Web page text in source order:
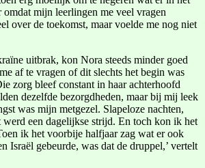
omdat mijn leerlingen me veel vragen
over de toekomst, maar voelde me nog niet
uitbrak, kon Nora steeds minder goed
af te vragen of dit slechts het begin was
zorg bleef constant in haar achterhoofd
dezelfde bezorgdheden, maar bij mij leek
was mijn metgezel. Slapeloze nachten,
een dagelijkse strijd. En toch kon ik het
ik het voorbije halfjaar zag wat er ook
Israël gebeurde, was dat de druppel,’ vertelt